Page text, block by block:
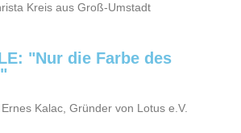
Kreis aus Groß-Umstadt
"Nur die Farbe des
Kalac, Gründer von Lotus e.V.